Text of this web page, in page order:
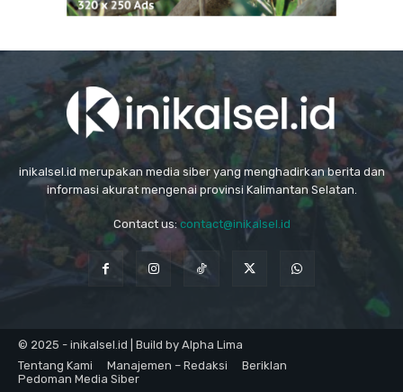
inikalsel.id merupakan media siber yang menghadirkan berita dan
informasi akurat mengenai provinsi Kalimantan Selatan.
Contact us:contact@inikalsel.id
© 2025 - inikalsel.id | Build by Alpha Lima
Tentang Kami
Manajemen – Redaksi
Beriklan
Pedoman Media Siber